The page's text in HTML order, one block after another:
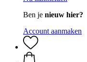
Ben je nieuw hier?
Account aanmaken